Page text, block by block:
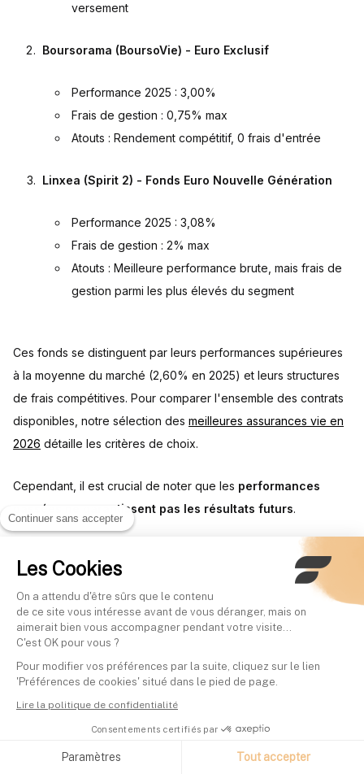
Continuer sans accepter
Les Cookies
On a attendu d'être sûrs que le contenu
de ce site vous intéresse avant de vous déranger, mais on
aimerait bien vous accompagner pendant votre visite...
C'est OK pour vous ?
Pour modifier vos préférences par la suite, cliquez sur le lien
'Préférences de cookies' situé dans le pied de page.
Lire la politique de confidentialité
Consentements certifiés par
Paramètres Tout accepter
versement
Boursorama (BoursoVie) - Euro Exclusif
Performance 2025 : 3,00%
Frais de gestion : 0,75% max
Atouts : Rendement compétitif, 0 frais d'entrée
Linxea (Spirit 2) - Fonds Euro Nouvelle Génération
Performance 2025 : 3,08%
Frais de gestion : 2% max
Atouts : Meilleure performance brute, mais frais de
gestion parmi les plus élevés du segment
Ces fonds se distinguent par leurs performances supérieures
à la moyenne du marché (2,60% en 2025) et leurs structures
de frais compétitives. Pour comparer l'ensemble des contrats
disponibles, notre sélection des meilleures assurances vie en
2026 détaille les critères de choix.
Cependant, il est crucial de noter que les performances
passées ne garantissent pas les résultats futurs.
Facteurs de sélection à considérer
Solidité financière de l'assureur
: Un assureur solide
est mieux positionné pour maintenir de bonnes
performances.
Politique de distribution: Certains assureurs privilégient
Frais totaux: Considérez l'ensemble des frais (entrée,